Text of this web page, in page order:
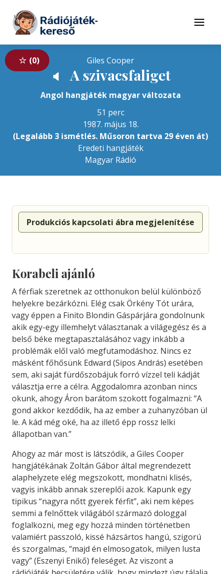
Tovább a tartalomhoz
Menü
0 Giles Cooper
🔈 A szivacsfaliget
Angol hangjáték magyar változata
51 perc
1987. május 18.
(Legalább 3 ismétlés. Műsoron tartva 29 éven át)
Eredeti hangjáték
Magyar Rádió
Produkciós kapcsolati ábra megjelenítése
Korabeli ajánló
A férfiak szeretnek az otthonukon belül különböző
helyekre bezárkózni. Elég csak Örkény Tót urára,
vagy éppen a Finito Blondin Gáspárjára gondolnunk
akik egy-egy illemhelyt választanak a világegész és a
belső béke megtapasztalásához vagy inkább a
problémák elől való megfutamodáshoz. Nincs ez
másként főhősünk Edward (Sipos András) esetében
sem, aki saját fürdőszobájuk forró vízzel teli kádját
választja erre a célra. Aggodalomra azonban nincs
okunk, ahogy Áron barátom szokott fogalmazni: “A
gond akkor kezdődik, ha az ember a zuhanyzóban ül
le. A kád még oké, ha az illető épp rossz lelki
állapotban van.”
Ahogy az már most is látszódik, a Giles Cooper
hangjátékának Zoltán Gábor által megrendezett
alaphelyzete elég megszokott, mondhatni klisés,
vagyis inkább annak szereplői azok. Kapunk egy
tipikus “nagyra nőtt gyerek férfit”, aki nem képes
semmi a felnőttek világából származó dologgal
foglalkozni, meg egy hozzá minden történetben
valamiért passzoló, kissé házsártos hangú, szigorú
és szorgalmas, “majd én elmosogatok, milyen lusta
vagy” (Eszenyi Enikő) feleséget. Az viszont a